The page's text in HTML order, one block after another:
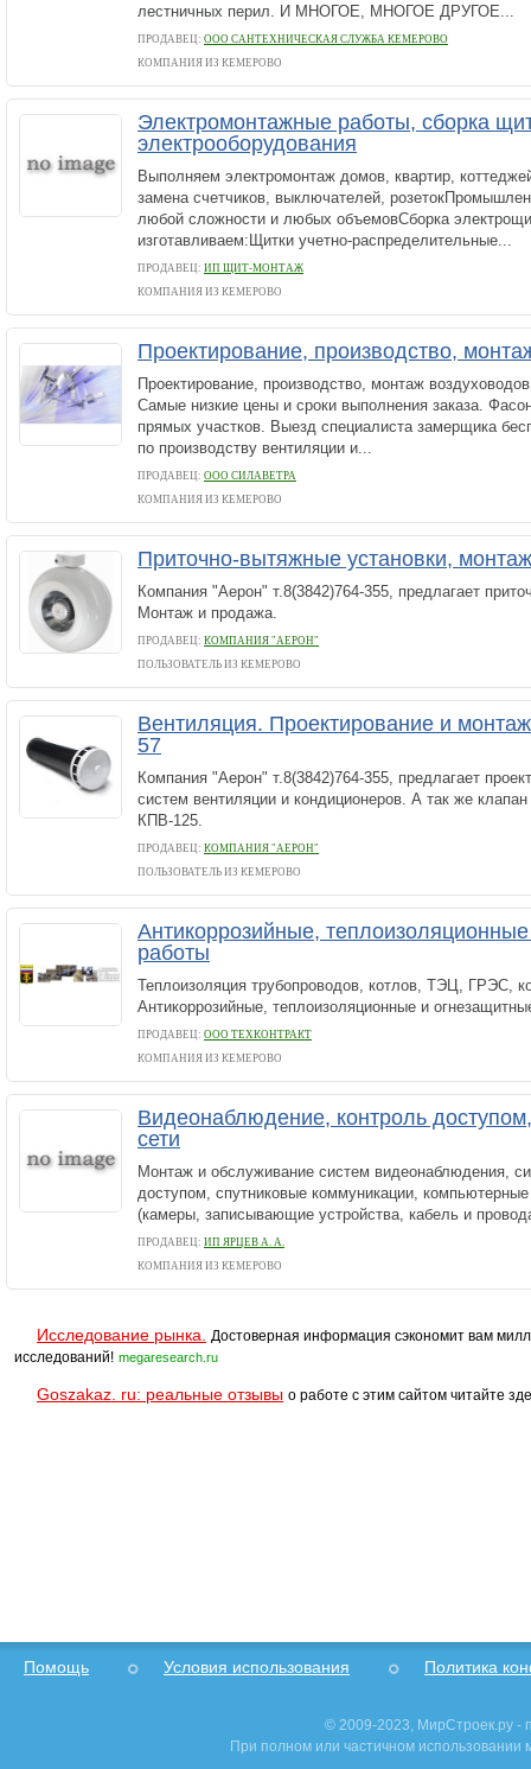
лестничных перил. И МНОГОЕ, МНОГОЕ ДРУГОЕ...
ПРОДАВЕЦ: ООО САНТЕХНИЧЕСКАЯ СЛУЖБА КЕМЕРОВО
КОМПАНИЯ ИЗ КЕМЕРОВО
Электромонтажные работы, сборка
электрооборудования
Выполняем электромонтаж домов, квартир,
замена счетчиков, выключателей,
любой сложности и любых объемовСборка
изготавливаем:Щитки учетно-распределительные...
ПРОДАВЕЦ: ИП ЩИТ-МОНТАЖ
КОМПАНИЯ ИЗ КЕМЕРОВО
Проектирование, производство,
Проектирование, производство, монтаж
Самые низкие цены и сроки выполнения заказа.
прямых участков. Выезд специалиста замерщика
по производству вентиляции и...
ПРОДАВЕЦ: ООО СИЛАВЕТРА
КОМПАНИЯ ИЗ КЕМЕРОВО
Приточно-вытяжные установки,
Компания "Аерон" т.8(3842)764-355, предлагает
Монтаж и продажа.
ПРОДАВЕЦ: КОМПАНИЯ "АЕРОН"
ПОЛЬЗОВАТЕЛЬ ИЗ КЕМЕРОВО
Вентиляция. Проектирование и
57
Компания "Аерон" т.8(3842)764-355, предлагает
систем вентиляции и кондиционеров. А так же клапан
КПВ-125.
ПРОДАВЕЦ: КОМПАНИЯ "АЕРОН"
ПОЛЬЗОВАТЕЛЬ ИЗ КЕМЕРОВО
Антикоррозийные,
работы
Теплоизоляция трубопроводов, котлов, ТЭЦ, ГРЭС,
Антикоррозийные, теплоизоляционные и
ПРОДАВЕЦ: ООО ТЕХКОНТРАКТ
КОМПАНИЯ ИЗ КЕМЕРОВО
Видеонаблюдение, контроль
сети
Монтаж и обслуживание систем видеонаблюдения,
доступом, спутниковые коммуникации,
(камеры, записывающие устройства, кабель и
ПРОДАВЕЦ: ИП ЯРЦЕВ А. А.
КОМПАНИЯ ИЗ КЕМЕРОВО
Исследование рынка.
Достоверная информация сэкономит вам
исследований! megaresearch.ru
Goszakaz. ru: реальные отзывы о работе с этим сайтом читайте
Помощь Условия использования Политика
© 2009-2023, МирСтроек.ру -
При полном или частичном использовании